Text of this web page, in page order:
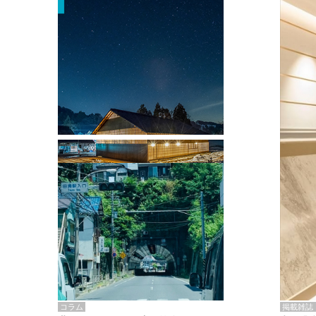
掲載雑誌
掲載雑誌・書籍
『街歩き研修「アールデコとモダニズ
ム、和風バロック」』のレポート記事が
掲載
コラム